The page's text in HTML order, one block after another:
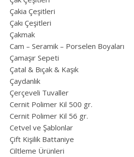
Çakia Çeşitleri
Çakı Çeşitleri
Çakmak
Cam – Seramik – Porselen Boyaları
Çamaşır Sepeti
Çatal & Bıçak & Kaşık
Çaydanlık
Çerçeveli Tuvaller
Cernit Polimer Kil 500 gr.
Cernit Polimer Kil 56 gr.
Cetvel ve Şablonlar
Çift Kişilik Battaniye
Ciltleme Ürünleri